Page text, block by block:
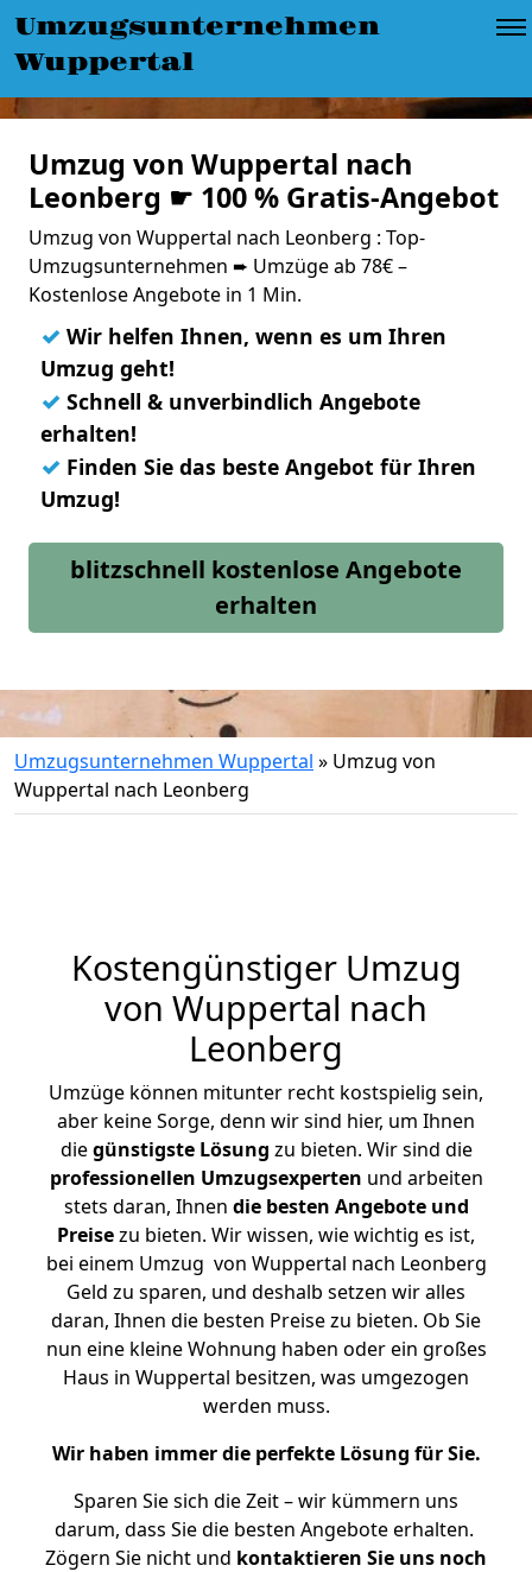
Umzugsunternehmen
Wuppertal
Umzug von Wuppertal nach
Leonberg ☛ 100 % Gratis-Angebot
Umzug von Wuppertal nach Leonberg : Top-
Umzugsunternehmen ➨ Umzüge ab 78€ –
Kostenlose Angebote in 1 Min.
✓ Wir helfen Ihnen, wenn es um Ihren
Umzug geht!
✓ Schnell & unverbindlich Angebote
erhalten!
✓ Finden Sie das beste Angebot für Ihren
Umzug!
blitzschnell kostenlose Angebote
erhalten
Umzugsunternehmen Wuppertal » Umzug von
Wuppertal nach Leonberg
Kostengünstiger Umzug
von Wuppertal nach
Leonberg
Umzüge können mitunter recht kostspielig sein,
aber keine Sorge, denn wir sind hier, um Ihnen
diegünstigste Lösung zu bieten. Wir sind die
professionellen Umzugsexperten und arbeiten
stets daran, Ihnen die besten Angebote und
Preisezu bieten. Wir wissen, wie wichtig es ist,
bei einem Umzug von Wuppertal nach Leonberg
Geld zu sparen, und deshalb setzen wir alles
daran, Ihnen die besten Preise zu bieten. Ob Sie
nun eine kleine Wohnung haben oder ein großes
Haus in Wuppertal besitzen, was umgezogen
werden muss.
Wir haben immer die perfekte Lösung für Sie.
Sparen Sie sich die Zeit – wir kümmern uns
darum, dass Sie die besten Angebote erhalten.
Zögern Sie nicht und kontaktieren Sie uns noch